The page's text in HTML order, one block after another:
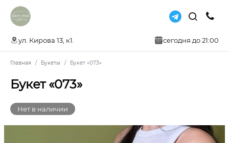
ул. Кирова 13, к1. сегодня до 21:00
Главная Букеты Букет «073»
Букет «073»
Нет в наличии